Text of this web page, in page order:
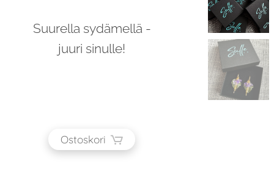
Suurella sydämellä -
juuri sinulle!
Ostoskori